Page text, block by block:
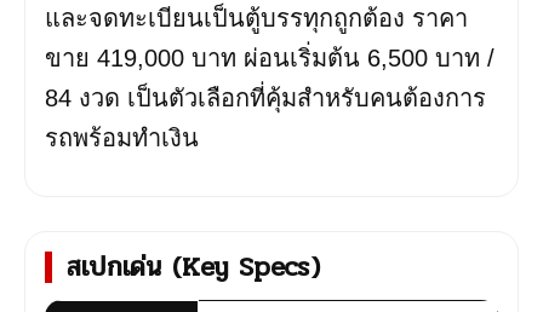
และจดทะเบียนเป็นตู้บรรทุกถูกต้อง ราคา
ขาย 419,000 บาท ผ่อนเริ่มต้น 6,500 บาท /
84 งวด เป็นตัวเลือกที่คุ้มสำหรับคนต้องการ
รถพร้อมทำเงิน
สเปกเด่น (Key Specs)